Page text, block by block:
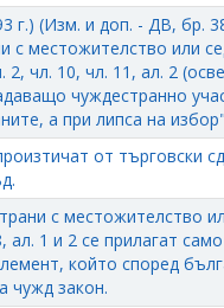
г.) (Изм. и доп. - ДВ, бр.
с местожителство или
2, чл. 10, чл. 11, ал. 2
чуждестранно
а при липса на
от търговски
с местожителство
ал. 1 и 2 се прилагат
който според
чужд закон.